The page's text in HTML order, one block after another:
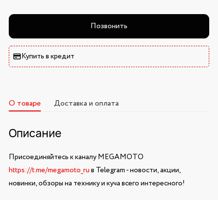
Позвонить
Купить в кредит
О товаре Доставка и оплата
Описание
Присоединяйтесь к каналу MEGAMOTO
https://t.me/megamoto_ruв Telegram - новости, акции,
новинки, обзоры на технику и куча всего интересного!